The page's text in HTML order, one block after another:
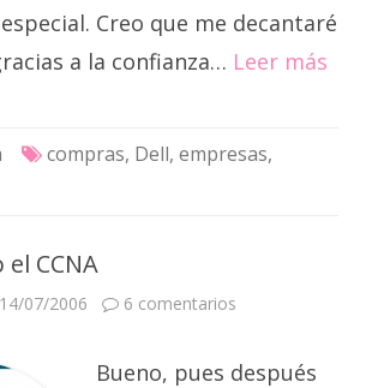
Creo que me decantaré
a la confianza… Leer más
compras, Dell, empresas,
CCNA
14/07/2006 6 comentarios
Bueno, pues después